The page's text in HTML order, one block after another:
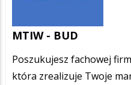
MTIW - BUD
Poszukujesz fachowej
która zrealizuje Twoje